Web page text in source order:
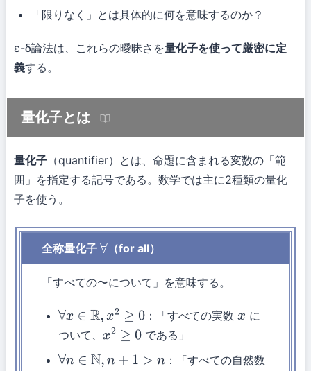
「限りなく」とは具体的に何を意味するのか？
ε-δ論法は、これらの曖昧さを量化子を使って厳密に定
義する。
量化子とは
量化子 （quantifier）とは、命題に含まれる変数の「範
囲」を指定する記号である。数学では主に2種類の量化
子を使う。
全称量化子 ∀（for all）
「すべての〜について」を意味する。
∀x∈R x2≥0 ：「すべての実数x に
ついて、 x2 ≥0 である」
∀n∈N ,n+ 1> n
：「すべての自然数